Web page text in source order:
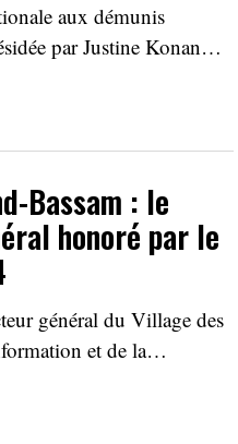
aux démunis
par Justine Konan…
Bassam : le
honoré par le
général du Village des
et de la…